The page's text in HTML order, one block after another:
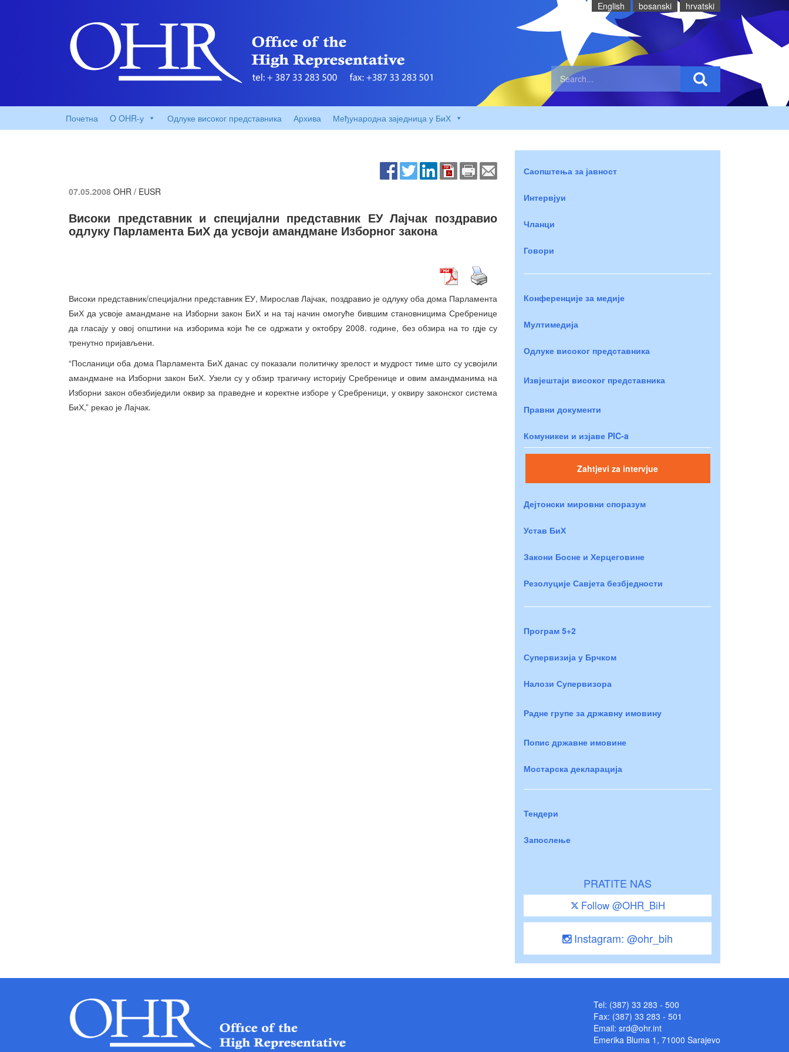
English bosanski hrvatski
Почетна O OHR-у Одлуке високог представника Архива Међународна заједница у БиХ
07.05.2008 OHR / EUSR
Високи представник и специјални представник ЕУ Лајчак поздравио
одлуку Парламента БиХ да усвоји амандмане Изборног закона
Високи представник/специјални представник ЕУ, Мирослав Лајчак, поздравио је одлуку оба дома Парламента
БиХ да усвоје амандмане на Изборни закон БиХ и на тај начин омогуће бившим становницима Сребренице
да гласају у овој општини на изборима који ће се одржати у октобру 2008. године, без обзира на то гдје су
тренутно пријављени.
“Посланици оба дома Парламента БиХ данас су показали политичку зрелост и мудрост тиме што су усвојили
амандмане на Изборни закон БиХ. Узели су у обзир трагичну историју Сребренице и овим амандманима на
Изборни закон обезбиједили оквир за праведне и коректне изборе у Сребреници, у оквиру законског система
БиХ,” рекао је Лајчак.
Саопштења за јавност
Интервјуи
Чланци
Говори
Конференције за медије
Мултимедија
Одлуке високог представника
Извјештаји високог представника
Правни документи
Комуникеи и изјаве PIC-a
Zahtjevi za intervjue
Дејтонски мировни споразум
Устав БиХ
Закони Босне и Херцеговине
Резолуције Савјета безбједности
Програм 5+2
Супервизија у Брчком
Налози Супервизора
Радне групе за државну имовину
Попис државне имовине
Мостарска декларација
Тендери
Запослење
PRATITE NAS
Follow @OHR_BiH
Instagram: @ohr_bih
Tel: (387) 33 283 - 500
Fax: (387) 33 283 - 501
Email: srd@ohr.int
Emerika Bluma 1, 71000 Sarajevo